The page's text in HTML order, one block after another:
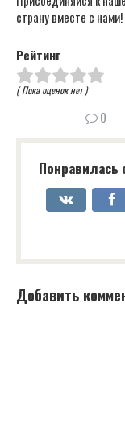
страну вместе с нами!
Рейтинг
( Пока оценок нет )
0
Понравилась
Добавить